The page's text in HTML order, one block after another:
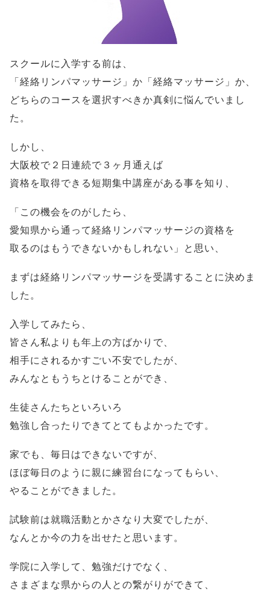
スクールに入学する前は、
「経絡リンパマッサージ」か「経絡マッサージ」か、
どちらのコースを選択すべきか真剣に悩んでいまし
た。
しかし、
大阪校で２日連続で３ヶ月通えば
資格を取得できる短期集中講座がある事を知り、
「この機会をのがしたら、
愛知県から通って経絡リンパマッサージの資格を
取るのはもうできないかもしれない」と思い、
まずは経絡リンパマッサージを受講することに決めま
した。
入学してみたら、
皆さん私よりも年上の方ばかりで、
相手にされるかすごい不安でしたが、
みんなともうちとけることができ、
生徒さんたちといろいろ
勉強し合ったりできてとてもよかったです。
家でも、毎日はできないですが、
ほぼ毎日のように親に練習台になってもらい、
やることができました。
試験前は就職活動とかさなり大変でしたが、
なんとか今の力を出せたと思います。
学院に入学して、勉強だけでなく、
さまざまな県からの人との繋がりができて、